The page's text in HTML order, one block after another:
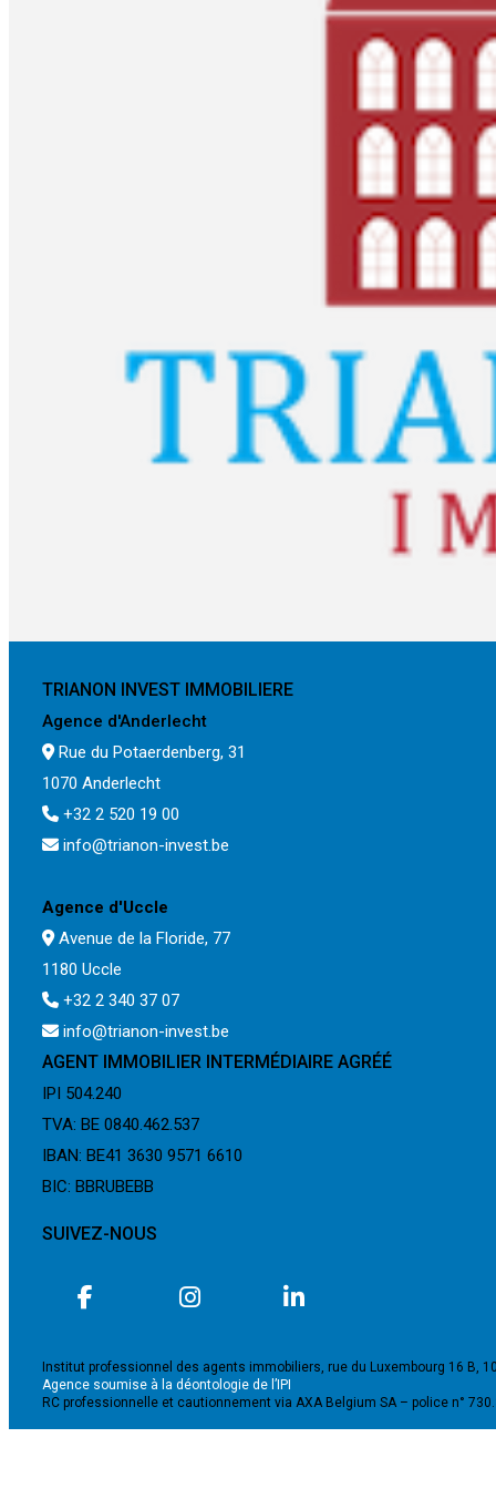
TRIANON INVEST IMMOBILIERE
Agence d'Anderlecht
Rue du Potaerdenberg, 31
1070 Anderlecht
+32 2 520 19 00
info@trianon-invest.be
Agence d'Uccle
Avenue de la Floride, 77
1180 Uccle
+32 2 340 37 07
info@trianon-invest.be
AGENT IMMOBILIER INTERMÉDIAIRE AGRÉÉ
IPI 504.240
TVA: BE 0840.462.537
IBAN: BE41 3630 9571 6610
BIC: BBRUBEBB
SUIVEZ-NOUS
Institut professionnel des agents immobiliers, rue du Luxembourg 16 B,
Agence soumise à la déontologie de l’IPI
RC professionnelle et cautionnement via AXA Belgium SA – police n°